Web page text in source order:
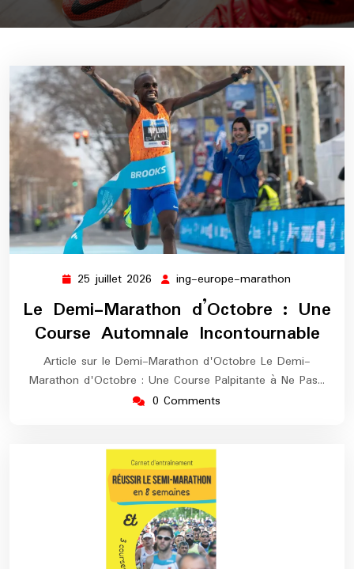
25 juillet 2026 25
juillet
2026
ing-europe-marathon
europe-
marathon
Le Demi-Marathon d’Octobre : Une
Course Automnale Incontournable
Article sur le Demi-Marathon d'Octobre Le Demi-
Marathon d'Octobre : Une Course Palpitante à Ne Pas…
0 Comments